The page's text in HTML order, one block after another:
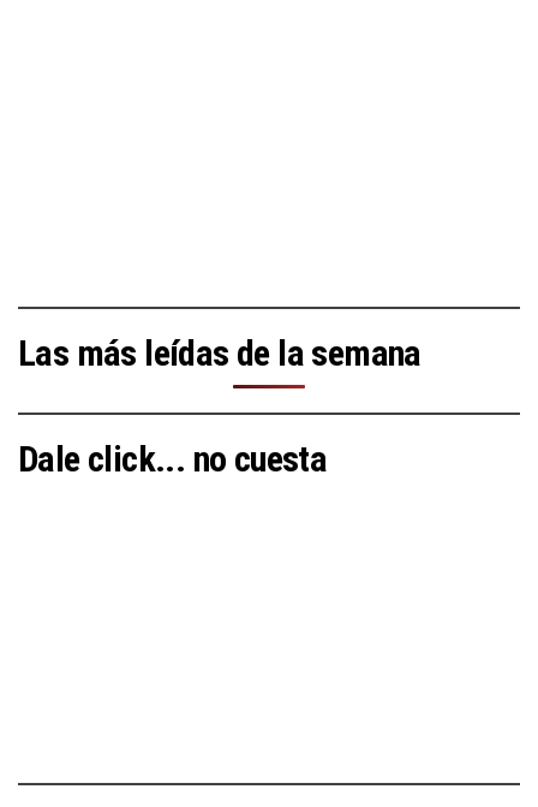
Las más leídas de la semana
Dale click... no cuesta